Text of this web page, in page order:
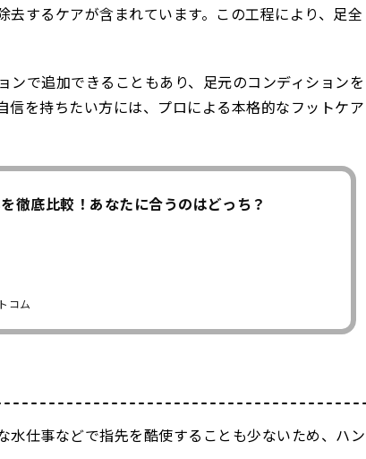
するケアが含まれています。この工程により、足全
で追加できることもあり、足元のコンディションを
を持ちたい方には、プロによる本格的なフットケア
徹底比較！あなたに合うのはどっち？
コム
仕事などで指先を酷使することも少ないため、ハン